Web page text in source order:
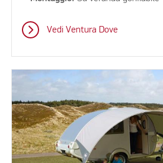
Vedi Ventura Dove